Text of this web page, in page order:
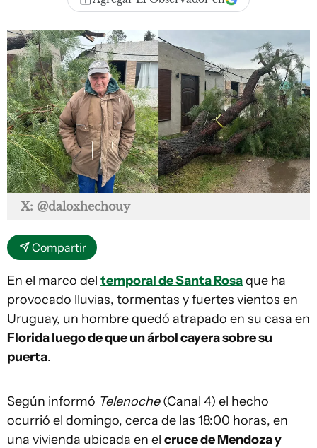
X: @daloxhechouy
Compartir
En el marco del temporal de Santa Rosaque ha
provocado lluvias, tormentas y fuertes vientos en
Uruguay, un hombre quedó atrapado en su casa en
Florida luego de que un árbol cayera sobre su
puerta.
Según informó Telenoche(Canal 4) el hecho
ocurrió el domingo, cerca de las 18:00 horas, en
una vivienda ubicada en el cruce de Mendoza y